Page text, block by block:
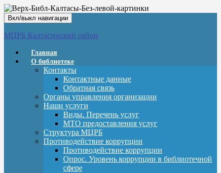
Вкл/выкл навигации
МЦРБ Калтасинский район
Главная
О библиотеке
Контакты
Контактные данные
Обратная связь
Органы управления организации
Наши услуги
Виды. Перечень услуг
МТО предоставления услуг
Структура МЦРБ
Противодействие коррупции
Противодействие коррупции
Опрос. Уровень коррупции в библиотечной
сфере